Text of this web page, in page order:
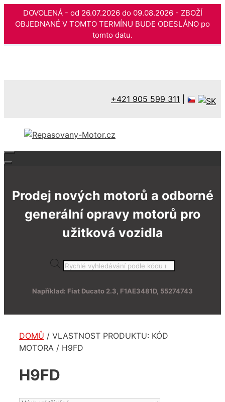
DOVOLENÁ - od 26.07.2026 do 09.08.2026 - ZBOŽÍ
OBJEDNANÉ V TOMTO TERMÍNU BUDE ODESLÁNO po
tomto datu.
+421 905 599 311
Prodej nových motorů a odborné
generální opravy motorů pro
užitková vozidla
Products
Například: Fiat Ducato 2.3, F1AE3481D, 55274743
DOMŮ / VLASTNOST PRODUKTU: KÓD
MOTORA / H9FD
H9FD